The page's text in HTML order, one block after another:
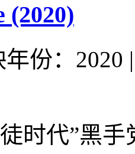
(2020)
年份：2020 |
时代”黑